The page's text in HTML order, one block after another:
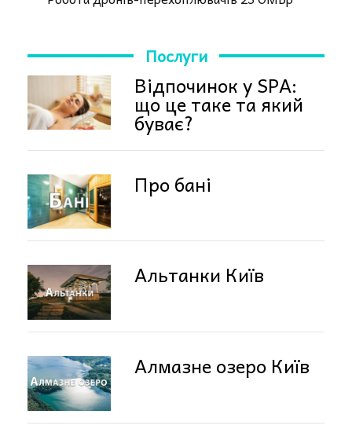
Послуги
Відпочинок у SPA:
що це таке та який
буває?
Про бані
Альтанки Київ
Алмазне озеро Київ